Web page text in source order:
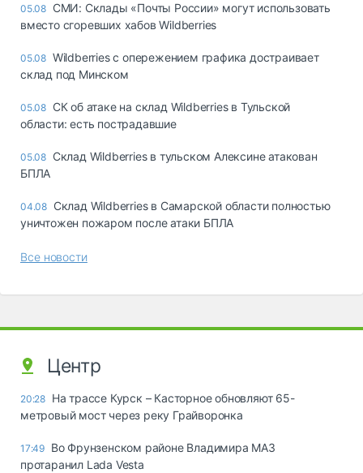
05.08 СМИ: Склады «Почты России» могут использовать
вместо сгоревших хабов Wildberries
05.08 Wildberries с опережением графика достраивает
склад под Минском
05.08 СК об атаке на склад Wildberries в Тульской
области: есть пострадавшие
05.08 Склад Wildberries в тульском Алексине атакован
БПЛА
04.08 Склад Wildberries в Самарской области полностью
уничтожен пожаром после атаки БПЛА
Все новости
Центр
20:28 На трассе Курск – Касторное обновляют 65-
метровый мост через реку Грайворонка
17:49 Во Фрунзенском районе Владимира МАЗ
протаранил Lada Vesta